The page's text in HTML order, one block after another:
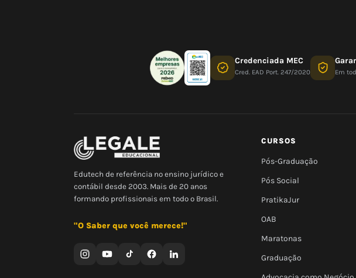
Credenciada MEC
Cred. EAD Port. 247/2020 Em
Edutech de referência no ensino jurídico e
contábil desde 2003. Mais de 20 anos
formando profissionais em todo o Brasil.
"O Saber que você merece!"
CURSOS
Pós-Graduação
Pós Social
PratikaJur
OAB
Maratonas
Graduação